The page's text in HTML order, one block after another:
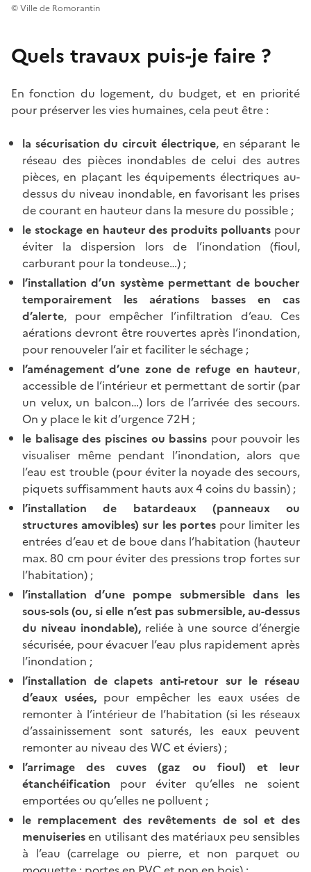
© Ville de Romorantin
Quels travaux puis-je faire ?
En fonction du logement, du budget, et en priorité
pour préserver les vies humaines, cela peut être :
la sécurisation du circuit électrique, en séparant le
réseau des pièces inondables de celui des autres
pièces, en plaçant les équipements électriques au-
dessus du niveau inondable, en favorisant les prises
de courant en hauteur dans la mesure du possible ;
le stockage en hauteur des produits polluants pour
éviter la dispersion lors de l’inondation (fioul,
carburant pour la tondeuse…) ;
l’installation d’un système permettant de boucher
temporairement les aérations basses en cas
d’alerte, pour empêcher l’infiltration d’eau. Ces
aérations devront être rouvertes après l’inondation,
pour renouveler l’air et faciliter le séchage ;
l’aménagement d’une zone de refuge en hauteur,
accessible de l’intérieur et permettant de sortir (par
un velux, un balcon…) lors de l’arrivée des secours.
On y place le kit d’urgence 72H ;
le balisage des piscines ou bassins pour pouvoir les
visualiser même pendant l’inondation, alors que
l’eau est trouble (pour éviter la noyade des secours,
piquets suffisamment hauts aux 4 coins du bassin) ;
l’installation de batardeaux (panneaux ou
structures amovibles) sur les portes pour limiter les
entrées d’eau et de boue dans l’habitation (hauteur
max. 80 cm pour éviter des pressions trop fortes sur
l’habitation) ;
l’installation d’une pompe submersible dans les
sous-sols (ou, si elle n’est pas submersible, au-dessus
du niveau inondable),reliée à une source d’énergie
sécurisée, pour évacuer l’eau plus rapidement après
l’inondation ;
l’installation de clapets anti-retour sur le réseau
d’eaux usées, pour empêcher les eaux usées de
remonter à l’intérieur de l’habitation (si les réseaux
d’assainissement sont saturés, les eaux peuvent
remonter au niveau des WC et éviers) ;
l’arrimage des cuves (gaz ou fioul) et leur
étanchéification pour éviter qu’elles ne soient
emportées ou qu’elles ne polluent ;
le remplacement des revêtements de sol et des
menuiseriesen utilisant des matériaux peu sensibles
à l’eau (carrelage ou pierre, et non parquet ou